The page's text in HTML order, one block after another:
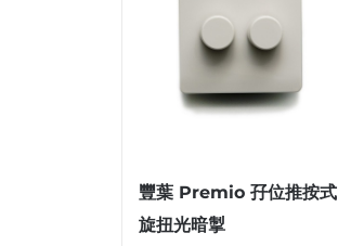
豐葉 Premio 孖位推按式
旋扭光暗掣